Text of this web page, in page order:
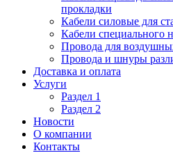
прокладки
Кабели силовые для
Кабели специального
Провода для
Провода и шнуры
Доставка и оплата
Услуги
Раздел 1
Раздел 2
Новости
О компании
Контакты